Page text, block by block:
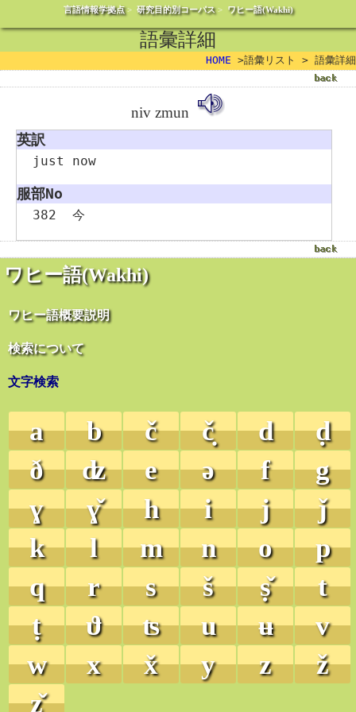
言語情報学拠点> 研究目的別コーパス> ワヒー語(Wakhi)
ワヒー語(Wakhi)
ワヒー語概要説明
検索について
文字検索
a b č č̣ d
ḍ
ð
ʣ e ə f
g
ɣ
ɣ̌ h i j
ǰ
k
l m n o
p
q
r s š ṣ̌
t
ṭ
ϑ ʦ u ʉ
v
w
x x̌ y z
ž
ẓ̌
語彙詳細
HOME >語彙リスト > 語彙詳細
niv zmun
英訳
just now
服部No
382 今